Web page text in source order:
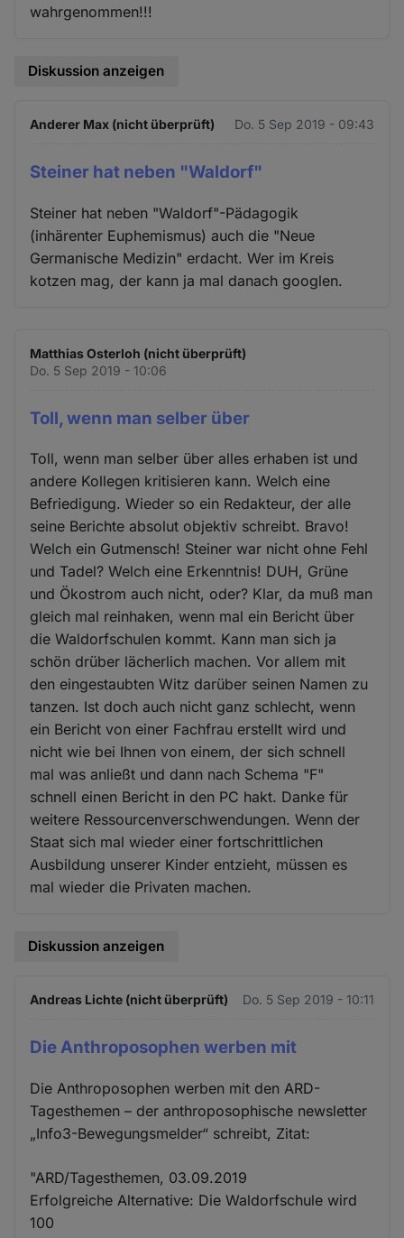
wahrgenommen!!!
Diskussion anzeigen
Anderer Max (nicht überprüft) Do. 5 Sep 2019 - 09:43
Steiner hat neben "Waldorf"
Steiner hat neben "Waldorf"-Pädagogik
(inhärenter Euphemismus) auch die "Neue
Germanische Medizin" erdacht. Wer im Kreis
kotzen mag, der kann ja mal danach googlen.
Matthias Osterloh (nicht überprüft)
Do. 5 Sep 2019 - 10:06
Toll, wenn man selber über
Toll, wenn man selber über alles erhaben ist und
andere Kollegen kritisieren kann. Welch eine
Befriedigung. Wieder so ein Redakteur, der alle
seine Berichte absolut objektiv schreibt. Bravo!
Welch ein Gutmensch! Steiner war nicht ohne Fehl
und Tadel? Welch eine Erkenntnis! DUH, Grüne
und Ökostrom auch nicht, oder? Klar, da muß man
gleich mal reinhaken, wenn mal ein Bericht über
die Waldorfschulen kommt. Kann man sich ja
schön drüber lächerlich machen. Vor allem mit
den eingestaubten Witz darüber seinen Namen zu
tanzen. Ist doch auch nicht ganz schlecht, wenn
ein Bericht von einer Fachfrau erstellt wird und
nicht wie bei Ihnen von einem, der sich schnell
mal was anließt und dann nach Schema "F"
schnell einen Bericht in den PC hakt. Danke für
weitere Ressourcenverschwendungen. Wenn der
Staat sich mal wieder einer fortschrittlichen
Ausbildung unserer Kinder entzieht, müssen es
mal wieder die Privaten machen.
Diskussion anzeigen
Andreas Lichte (nicht überprüft) Do. 5 Sep 2019 - 10:11
Die Anthroposophen werben mit
Die Anthroposophen werben mit den ARD-
Tagesthemen – der anthroposophische newsletter
„Info3-Bewegungsmelder“ schreibt, Zitat:
"ARD/Tagesthemen, 03.09.2019
Erfolgreiche Alternative: Die Waldorfschule wird
100